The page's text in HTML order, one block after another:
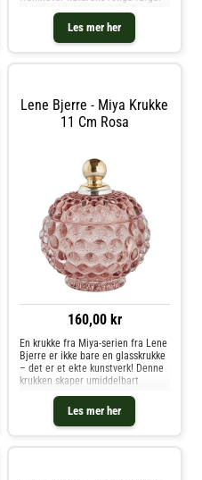
Les mer her
fra Amera-serien er et ypperlig
eksempel på dette, med sitt unike
design som fremheve
Lene Bjerre - Miya Krukke
11 Cm Rosa
160,00 kr
Les mer her
En krukke fra Miya-serien fra Lene
Bjerre er ikke bare en glasskrukke
– det er et ekte kunstverk! Denne
krukken skaper umiddelbart
oppmerksomhet i hjemmet med
sitt elegante design og unike
glassmønstre. Den er ikke bare et
dekorativt element, men ogs